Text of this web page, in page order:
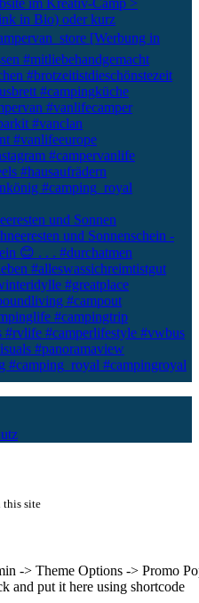
und Sonnen
this site
-> Theme Options -> Promo
and put it here using shortcode